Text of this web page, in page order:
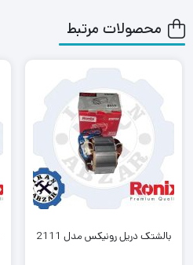
محصولات مرتبط
بالشتک دریل رونیکس مدل 2111